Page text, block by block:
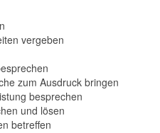
vergeben
zum Ausdruck bringen
besprechen
und lösen
betreffen